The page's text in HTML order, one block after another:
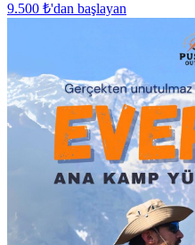
9.500 ₺'dan başlayan